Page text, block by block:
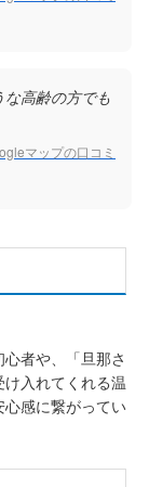
な高齢の方でも
マップの口コミ
者や、「旦那さ
入れてくれる温
感に繋がってい